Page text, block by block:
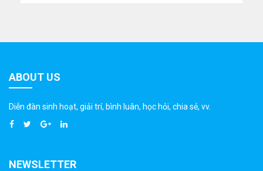
ABOUT US
Diễn đàn sinh hoạt, giải trí, bình luân, học hỏi, chia sẻ, vv.
NEWSLETTER